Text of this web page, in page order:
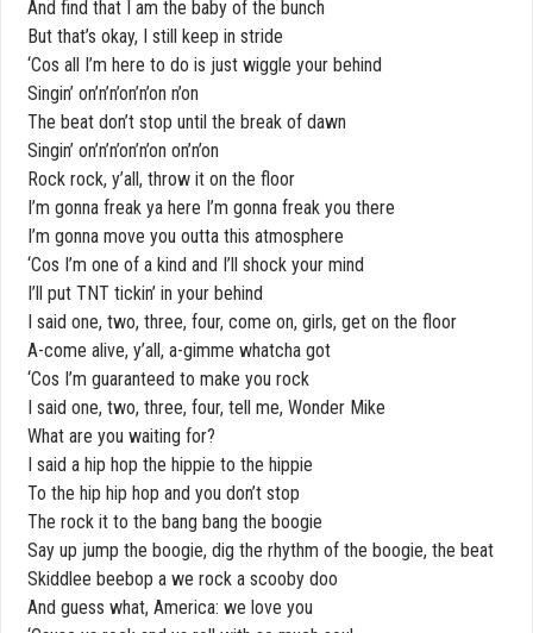
And find that I am the baby of the bunch
But that’s okay, I still keep in stride
‘Cos all I’m here to do is just wiggle your behind
Singin’ on’n’n’on’n’on n’on
The beat don’t stop until the break of dawn
Singin’ on’n’n’on’n’on on’n’on
Rock rock, y’all, throw it on the floor
I’m gonna freak ya here I’m gonna freak you there
I’m gonna move you outta this atmosphere
‘Cos I’m one of a kind and I’ll shock your mind
I’ll put TNT tickin’ in your behind
I said one, two, three, four, come on, girls, get on the floor
A-come alive, y’all, a-gimme whatcha got
‘Cos I’m guaranteed to make you rock
I said one, two, three, four, tell me, Wonder Mike
What are you waiting for?
I said a hip hop the hippie to the hippie
To the hip hip hop and you don’t stop
The rock it to the bang bang the boogie
Say up jump the boogie, dig the rhythm of the boogie, the beat
Skiddlee beebop a we rock a scooby doo
And guess what, America: we love you